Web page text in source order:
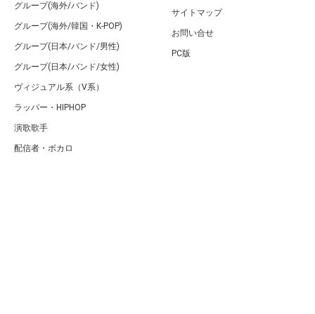
グループ(海外/バンド)
グループ(海外/韓国・K-POP)
グループ(日本/バンド/男性)
グループ(日本/バンド/女性)
ヴィジュアル系（V系）
ラッパー・HIPHOP
演歌歌手
配信者・ボカロ
サイトマップ
お問い合せ
PC版